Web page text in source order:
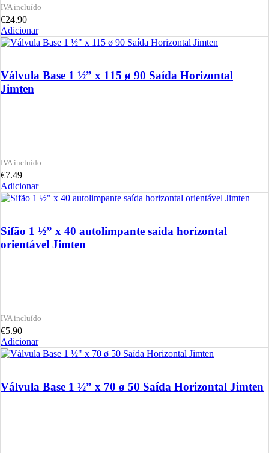
€24.90
Adicionar
Válvula Base 1 ½” x 115 ø 90 Saída Horizontal
Jimten
€7.49
Adicionar
Sifão 1 ½” x 40 autolimpante saída horizontal
orientável Jimten
€5.90
Adicionar
Válvula Base 1 ½” x 70 ø 50 Saída Horizontal Jimten